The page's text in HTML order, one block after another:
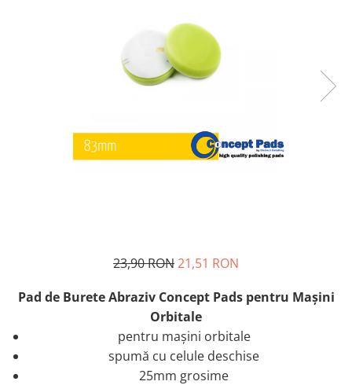
23,90 RON21,51 RON
Pad de Burete Abraziv Concept Pads pentru Maşini
Orbitale
pentru maşini orbitale
spumă cu celule deschise
25mm grosime